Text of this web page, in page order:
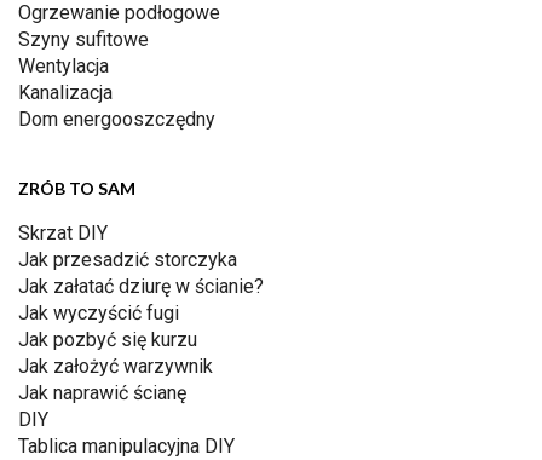
Ogrzewanie podłogowe
Szyny sufitowe
Wentylacja
Kanalizacja
Dom energooszczędny
ZRÓB TO SAM
Skrzat DIY
Jak przesadzić storczyka
Jak załatać dziurę w ścianie?
Jak wyczyścić fugi
Jak pozbyć się kurzu
Jak założyć warzywnik
Jak naprawić ścianę
DIY
Tablica manipulacyjna DIY